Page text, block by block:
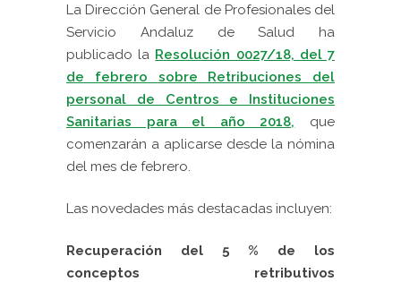
La Dirección General de Profesionales del
Servicio Andaluz de Salud ha
publicado la Resolución 0027/18, del 7
de febrero sobre Retribuciones del
personal de Centros e Instituciones
Sanitarias para el año 2018, que
comenzarán a aplicarse desde la nómina
del mes de febrero.
Las novedades más destacadas incluyen:
Recuperación del 5 % de los
conceptos retributivos